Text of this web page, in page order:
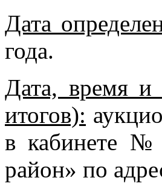
Дата
года.
Дата, время и
итогов):
в кабинете
район» по